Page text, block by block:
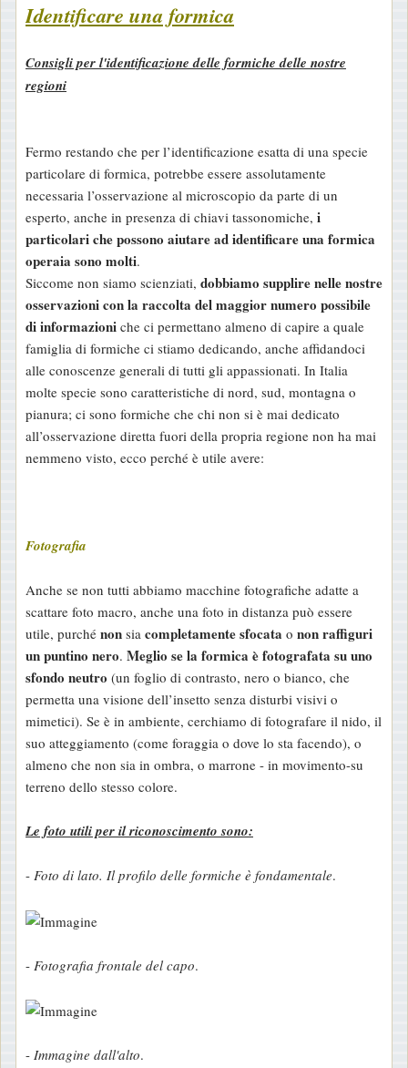
Identificare una formica
Consigli per l'identificazione delle formiche delle nostre
regioni
Fermo restando che per l’identificazione esatta di una specie
particolare di formica, potrebbe essere assolutamente
necessaria l’osservazione al microscopio da parte di un
esperto, anche in presenza di chiavi tassonomiche, i
particolari che possono aiutare ad identificare una formica
operaia sono molti.
Siccome non siamo scienziati, dobbiamo supplire nelle nostre
osservazioni con la raccolta del maggior numero possibile
di informazioni che ci permettano almeno di capire a quale
famiglia di formiche ci stiamo dedicando, anche affidandoci
alle conoscenze generali di tutti gli appassionati. In Italia
molte specie sono caratteristiche di nord, sud, montagna o
pianura; ci sono formiche che chi non si è mai dedicato
all’osservazione diretta fuori della propria regione non ha mai
nemmeno visto, ecco perché è utile avere:
Fotografia
Anche se non tutti abbiamo macchine fotografiche adatte a
scattare foto macro, anche una foto in distanza può essere
utile, purché non sia completamente sfocata o non raffiguri
un puntino nero. Meglio se la formica è fotografata su uno
sfondo neutro (un foglio di contrasto, nero o bianco, che
permetta una visione dell’insetto senza disturbi visivi o
mimetici). Se è in ambiente, cerchiamo di fotografare il nido, il
suo atteggiamento (come foraggia o dove lo sta facendo), o
almeno che non sia in ombra, o marrone - in movimento-su
terreno dello stesso colore.
Le foto utili per il riconoscimento sono:
- Foto di lato. Il profilo delle formiche è fondamentale.
- Fotografia frontale del capo.
- Immagine dall'alto.